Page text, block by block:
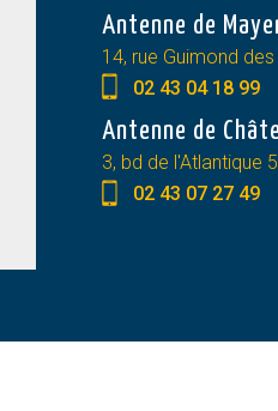
Antenne de
14, rue Guimond
02 43 04 18 99
Antenne de
3, bd de l'Atlantique
02 43 07 27 49